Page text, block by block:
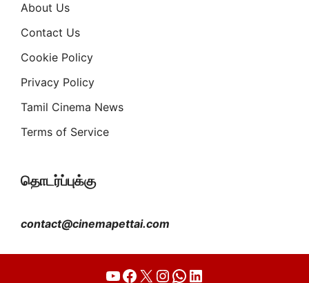
About Us
Contact Us
Cookie Policy
Privacy Policy
Tamil Cinema News
Terms of Service
தொடர்ப்புக்கு
contact@cinemapettai.com
YouTube
Facebook
X Instagram
WhatsApp
LinkedIn